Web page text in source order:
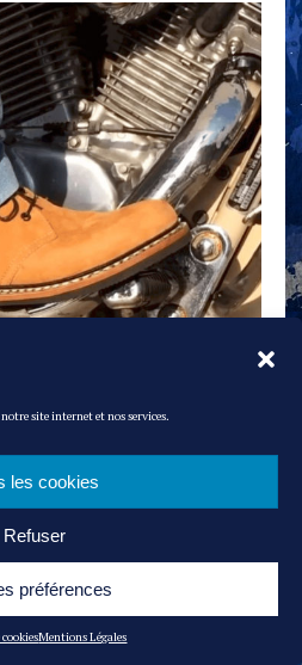
site internet et nos services.
les cookies
Refuser
préférences
Mentions Légales
1925
ou sur-mesure.
euros